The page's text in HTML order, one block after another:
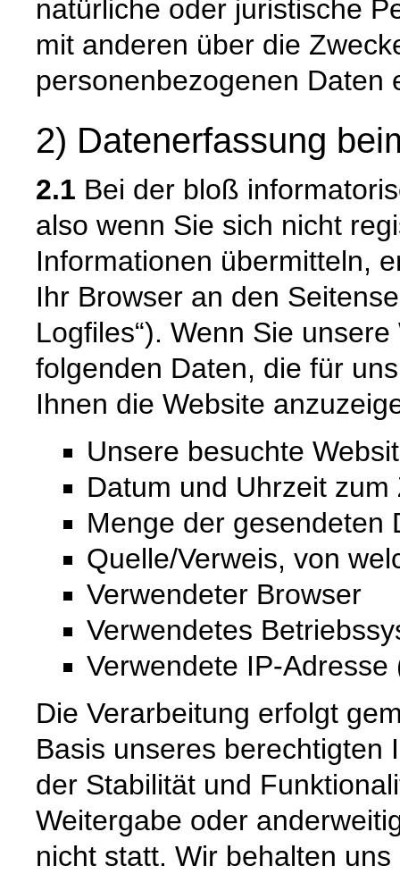
natürliche oder juristische
mit anderen über die
personenbezogenen Daten
2) Datenerfassung
2.1 Bei der bloß
also wenn Sie sich nicht
Informationen übermitteln,
Ihr Browser an den
Logfiles“). Wenn Sie
folgenden Daten, die für
Ihnen die Website
Unsere besuchte
Datum und Uhrzeit
Menge der gesendeten
Quelle/Verweis, von
Verwendeter Browser
Verwendetes
Verwendete IP-
Die Verarbeitung erfolgt
Basis unseres berechtigten
der Stabilität und
Weitergabe oder
nicht statt. Wir behalten